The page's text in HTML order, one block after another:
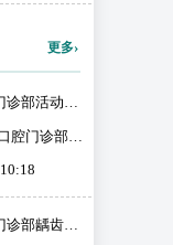
外科
更多›
诊部活动义
，享受超值
腔门诊部基
是一家经过
管理局批准
构，面积
牙齿矫
诊部龋齿填